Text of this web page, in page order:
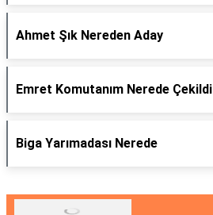
Ahmet Şık Nereden Aday
Emret Komutanım Nerede Çekildi
Biga Yarımadası Nerede